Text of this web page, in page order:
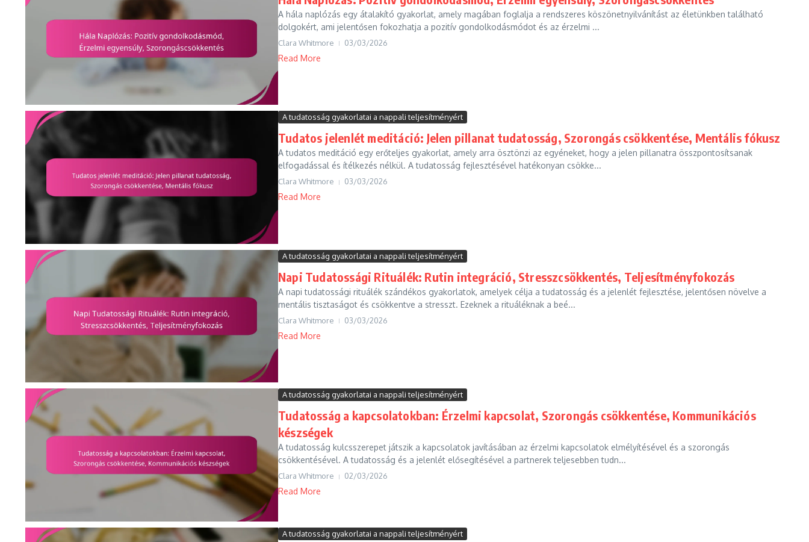
A hála naplózás egy átalakító gyakorlat, amely magában foglalja a rendszeres köszönetnyilvánítást az életünkben található
dolgokért, ami jelentősen fokozhatja a pozitív gondolkodásmódot és az érzelmi ...
Clara Whitmore 03/03/2026
Read More
A tudatosság gyakorlatai a nappali teljesítményért
Tudatos jelenlét meditáció: Jelen pillanat tudatosság, Szorongás csökkentése, Mentális fókusz
A tudatos meditáció egy erőteljes gyakorlat, amely arra ösztönzi az egyéneket, hogy a jelen pillanatra összpontosítsanak
elfogadással és ítélkezés nélkül. A tudatosság fejlesztésével hatékonyan csökke...
Clara Whitmore 03/03/2026
Read More
A tudatosság gyakorlatai a nappali teljesítményért
Napi Tudatossági Rituálék: Rutin integráció, Stresszcsökkentés, Teljesítményfokozás
A napi tudatossági rituálék szándékos gyakorlatok, amelyek célja a tudatosság és a jelenlét fejlesztése, jelentősen növelve a
mentális tisztaságot és csökkentve a stresszt. Ezeknek a rituáléknak a beé...
Clara Whitmore 03/03/2026
Read More
A tudatosság gyakorlatai a nappali teljesítményért
Tudatosság a kapcsolatokban: Érzelmi kapcsolat, Szorongás csökkentése, Kommunikációs
készségek
A tudatosság kulcsszerepet játszik a kapcsolatok javításában az érzelmi kapcsolatok elmélyítésével és a szorongás
csökkentésével. A tudatosság és a jelenlét elősegítésével a partnerek teljesebben tudn...
Clara Whitmore 02/03/2026
Read More
A tudatosság gyakorlatai a nappali teljesítményért